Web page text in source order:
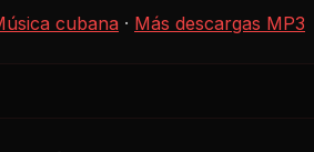
cubana · Más descargas MP3